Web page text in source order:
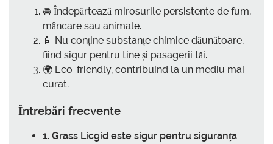
🚘 Îndepărtează mirosurile persistente de fum,
mâncare sau animale.
🧴 Nu conține substanțe chimice dăunătoare,
fiind sigur pentru tine și pasagerii tăi.
🌍 Eco-friendly, contribuind la un mediu mai
curat.
Întrebări frecvente
1. Grass Licgid este sigur pentru siguranța